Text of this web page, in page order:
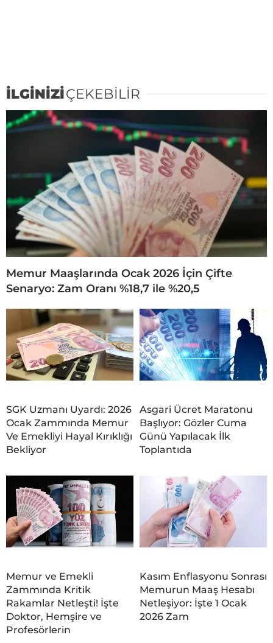
İLGİNİZİÇEKEBİLİR
Memur Maaşlarında Ocak 2026 İçin Çifte
Senaryo: Zam Oranı %18,7 ile %20,5
SGK Uzmanı Uyardı: 2026
Ocak Zammında Memur
Ve Emekliyi Hayal Kırıklığı
Bekliyor
Asgari Ücret Maratonu
Başlıyor: Gözler Cuma
Günü Yapılacak İlk
Toplantıda
Memur ve Emekli
Zammında Kritik
Rakamlar Netleşti! İşte
Doktor, Hemşire ve
Profesörlerin
Kasım Enflasyonu Sonrası
Memurun Maaş Hesabı
Netleşiyor: İşte 1 Ocak
2026 Zam